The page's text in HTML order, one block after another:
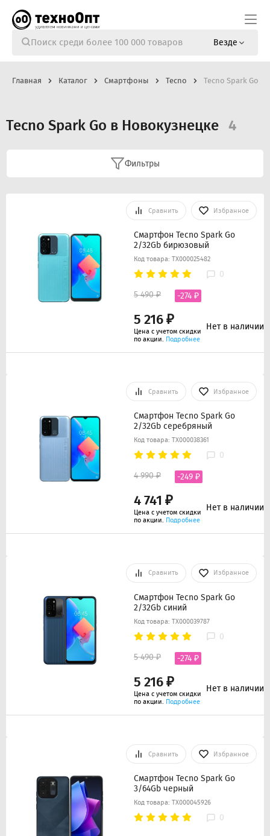
Везде
Главная Каталог Смартфоны Tecno Tecno Spark Go
Tecno Spark Go в Новокузнецке 4
Фильтры
Сравнить Избранное
Смартфон Tecno Spark Go
2/32Gb бирюзовый
Код товара: ТХ000025482
0
5 216 ₽
5 490 ₽ -274 ₽
Цена с учетом скидки
по акции. Подробнее
Нет в наличии
Сравнить Избранное
Смартфон Tecno Spark Go
2/32Gb серебряный
Код товара: ТХ000038361
0
4 741 ₽
4 990 ₽ -249 ₽
Цена с учетом скидки
по акции. Подробнее
Нет в наличии
Сравнить Избранное
Смартфон Tecno Spark Go
2/32Gb синий
Код товара: ТХ000039787
0
5 216 ₽
5 490 ₽ -274 ₽
Цена с учетом скидки
по акции. Подробнее
Нет в наличии
Сравнить Избранное
Смартфон Tecno Spark Go
3/64Gb черный
Код товара: ТХ000045926
0